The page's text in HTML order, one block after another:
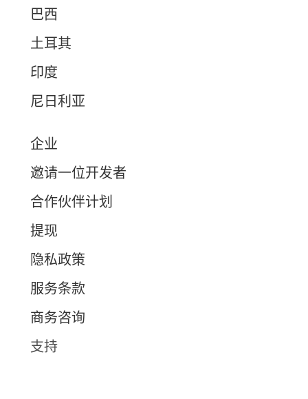
巴西
土耳其
印度
尼日利亚
企业
邀请一位开发者
合作伙伴计划
提现
隐私政策
服务条款
商务咨询
支持